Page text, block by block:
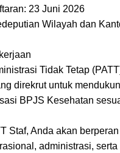
23 Juni 2026
Wilayah dan
Tidak Tetap
direkrut untuk
BPJS Kesehatan
Staf, Anda akan
administrasi,